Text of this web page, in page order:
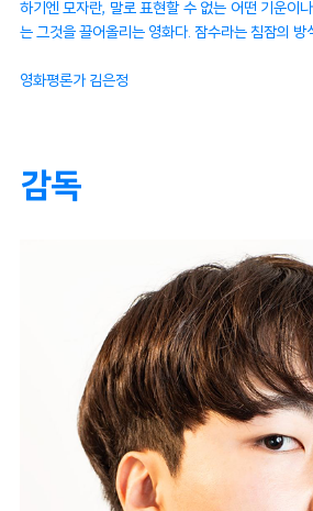
하기엔 모자란, 말로 표현할 수 없는 어떤 기운이
는 그것을 끌어올리는 영화다. 잠수라는 침잠의 방
영화평론가 김은정
감독